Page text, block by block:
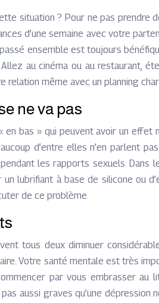
situation ? Pour ne pas prendre
d’une semaine avec votre
ensemble est toujours
au cinéma ou au restaurant,
relation même avec un planning
ne va pas
bas » qui peuvent avoir un
d’entre elles n’en parlent
les rapports sexuels.
un lubrifiant à base de silicone ou
de ce problème.
tous deux diminuer
Votre santé mentale est très
par vous embrasser
aussi graves qu’une